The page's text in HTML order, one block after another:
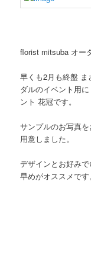
florist mitsuba オー
早くも2月も終盤
ダルのイベント用
ント 花冠です。
サンプルのお写真
用意しました。
デザインとお好み
早めがオススメです